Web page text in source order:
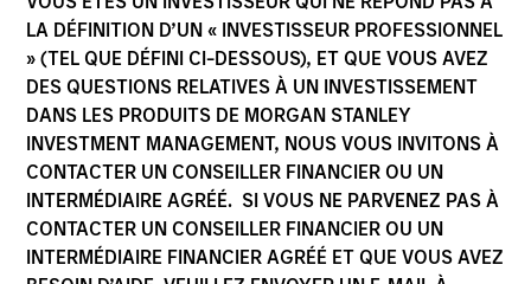
LA DÉFINITION D’UN « INVESTISSEUR PROFESSIONNEL
» (TEL QUE DÉFINI CI-DESSOUS), ET QUE VOUS AVEZ
DES QUESTIONS RELATIVES À UN INVESTISSEMENT
DANS LES PRODUITS DE MORGAN STANLEY
INVESTMENT MANAGEMENT, NOUS VOUS INVITONS À
CONTACTER UN CONSEILLER FINANCIER OU UN
INTERMÉDIAIRE AGRÉÉ. SI VOUS NE PARVENEZ PAS À
CONTACTER UN CONSEILLER FINANCIER OU UN
INTERMÉDIAIRE FINANCIER AGRÉÉ ET QUE VOUS AVEZ